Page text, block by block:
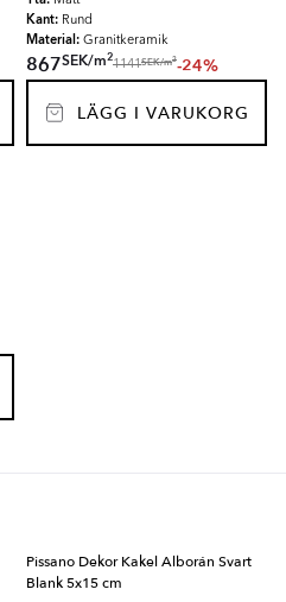
Kant: Rund
Material: Granitkeramik
867SEK/m2
1141SEK/m2-24%
LÄGG I VARUKORG
Pissano Dekor Kakel Alborán Svart
Blank 5x15 cm